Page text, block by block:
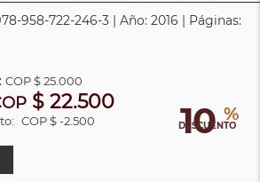
958-722-246-3 | Año: 2016 | Páginas:
10 %
DESCUENTO
COP$ 25.000
$ 22.500
COP $ -2.500